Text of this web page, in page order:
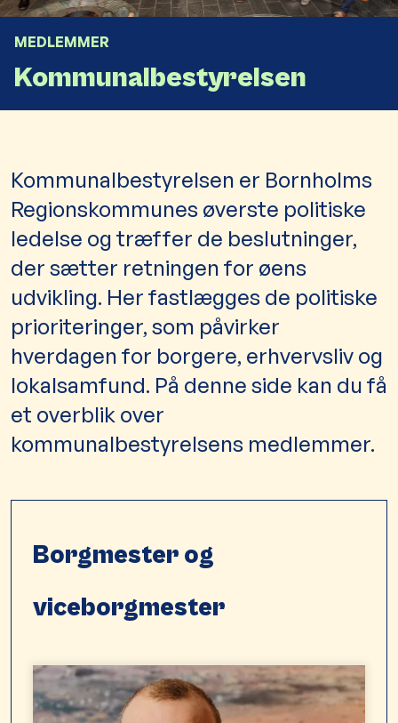
MEDLEMMER
Kommunalbestyrelsen
Kommunalbestyrelsen er Bornholms
Regionskommunes øverste politiske
ledelse og træffer de beslutninger,
der sætter retningen for øens
udvikling. Her fastlægges de politiske
prioriteringer, som påvirker
hverdagen for borgere, erhvervsliv og
lokalsamfund. På denne side kan du få
et overblik over
kommunalbestyrelsens medlemmer.
Borgmester og
viceborgmester